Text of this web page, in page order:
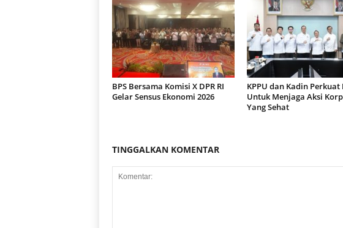
BPS Bersama Komisi X DPR RI
Gelar Sensus Ekonomi 2026
KPPU dan Kadin Perkuat
Untuk Menjaga Aksi
Yang Sehat
TINGGALKAN KOMENTAR